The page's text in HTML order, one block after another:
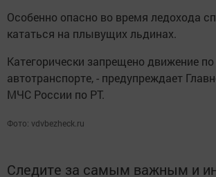
Особенно опасно во время ледохода
кататься на плывущих льдинах.
Категорически запрещено движение
автотранспорте, - предупреждает
МЧС России по РТ.
Фото: vdvbezheck.ru
Следите за самым важным и